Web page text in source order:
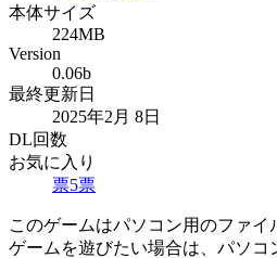
本体サイズ
224MB
Version
0.06b
最終更新日
2025年2月 8日
DL回数
お気に入り
票5票
このゲームはパソコン用のファイ
ゲームを遊びたい場合は、パソコ